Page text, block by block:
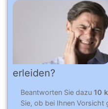
erleiden?
Beantworten Sie dazu 10
Sie, ob bei Ihnen Vorsicht